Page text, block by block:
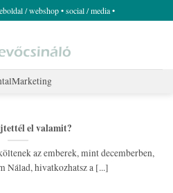
/ webshop • social / media •
el valamit?
az emberek, mint decemberben,
Nálad, hivatkozhatsz a [...]